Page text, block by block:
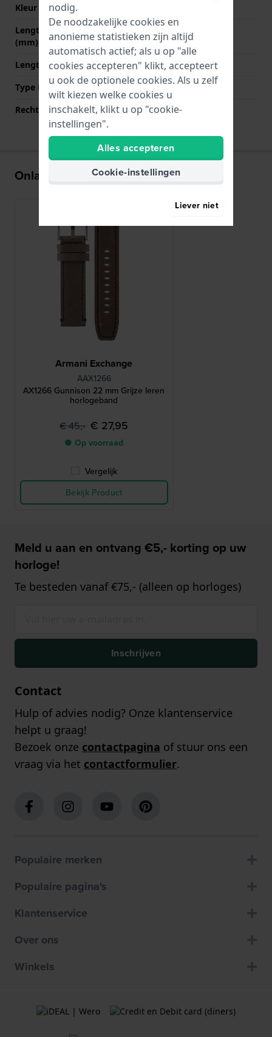
Kleur sluiting
Lengte band op 12 uur
(mm)
Lengte band op 6 uur (mm) 120 mm
Type Bevestiging
Bandpennen
Rechte aanzet
Ja
Onlangs bekeken
Armani Exchange
AAX1266
AX1266 Gunnison 22 mm Grijze leren
horlogeband
€ 45,- € 27,95
● Op voorraad
Vergelijk
Bekijk Product
Meld u aan en ontvang €5,- korting op uw
horloge!
Te besteden vanaf €75,- (alleen op horloges)
Inschrijven
Contact
Hulp of advies nodig? Onze klantenservice
helpt u graag!
Bezoek onze contactpagina of stuur ons een
vraag via het contactformulier.
Populaire merken
Populaire pagina's
Klantenservice
Over ons
Winkels
nodig.
De noodzakelijke cookies en
anonieme statistieken zijn altijd
automatisch actief; als u op "alle
cookies accepteren" klikt, accepteert
u ook de optionele cookies. Als u zelf
wilt kiezen welke cookies u
inschakelt, klikt u op "cookie-
instellingen".
Alles accepteren
Cookie-instellingen
Liever niet